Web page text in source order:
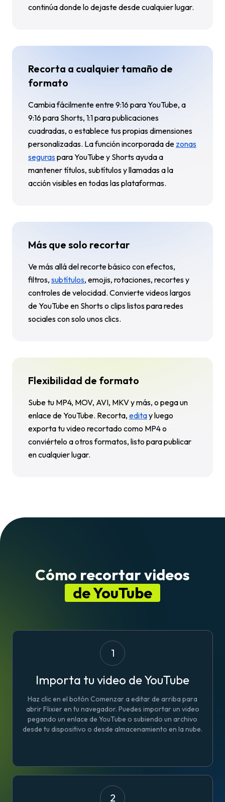
continúa donde lo dejaste desde cualquier lugar.
Recorta a cualquier tamaño de
formato
Cambia fácilmente entre 9:16 para YouTube, a
9:16 para Shorts, 1:1 para publicaciones
cuadradas, o establece tus propias dimensiones
personalizadas. La función incorporada de zonas
seguraspara YouTube y Shorts ayuda a
mantener títulos, subtítulos y llamadas a la
acción visibles en todas las plataformas.
Más que solo recortar
Ve más allá del recorte básico con efectos,
filtros, subtítulos, emojis, rotaciones, recortes y
controles de velocidad. Convierte videos largos
de YouTube en Shorts o clips listos para redes
sociales con solo unos clics.
Flexibilidad de formato
Sube tu MP4, MOV, AVI, MKV y más, o pega un
enlace de YouTube. Recorta, editay luego
exporta tu video recortado como MP4 o
conviértelo a otros formatos, listo para publicar
en cualquier lugar.
Cómo recortar videos
de YouTube
1
Importa tu video de YouTube
Haz clic en el botón Comenzar a editar de arriba para
abrir Flixier en tu navegador. Puedes importar un video
pegando un enlace de YouTube o subiendo un archivo
desde tu dispositivo o desde almacenamiento en la nube.
2